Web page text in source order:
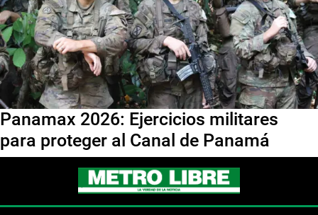
Panamax 2026: Ejercicios militares
para proteger al Canal de Panamá